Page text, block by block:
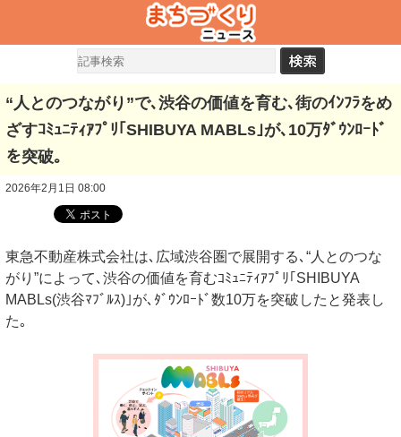
“人とのつながり”で､渋谷の価値を育む､街のｲﾝﾌﾗをめ
ざすｺﾐｭﾆﾃｨｱﾌﾟﾘ｢SHIBUYA MABLs｣が､10万ﾀﾞｳﾝﾛｰﾄﾞ
を突破｡
2026年2月1日 08:00
東急不動産株式会社は､広域渋谷圏で展開する､“人とのつな
がり”によって､渋谷の価値を育むｺﾐｭﾆﾃｨｱﾌﾟﾘ｢SHIBUYA
MABLs(渋谷ﾏﾌﾞﾙｽ)｣が､ﾀﾞｳﾝﾛｰﾄﾞ数10万を突破したと発表し
た｡